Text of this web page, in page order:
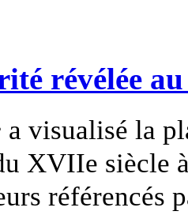
révélée au
a visualisé la
XVIIe siècle
référencés